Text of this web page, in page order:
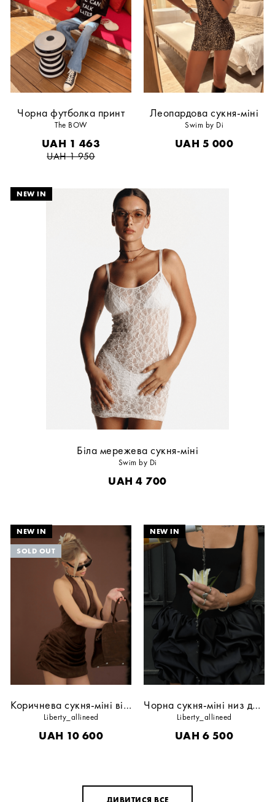
Чорна футболка принт
The BOW
UAH 1 463
UAH1 950
Леопардова сукня-міні
Swim by Di
UAH 5 000
Біла мережева сукня-міні
Swim by Di
UAH 4 700
Коричнева сукня-міні відкрита спина
Liberty_allineed
UAH 10 600
Чорна сукня-міні низ декор
Liberty_allineed
UAH 6 500